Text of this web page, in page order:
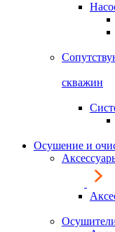
скважин
Осушение и